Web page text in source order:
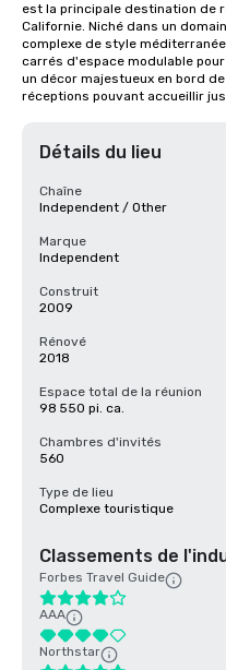
est la principale destination de
Californie. Niché dans un
complexe de style
carrés d'espace modulable
un décor majestueux en bord
réceptions pouvant accueillir
Détails du lieu
Chaîne
Independent / Other
Marque
Independent
Construit
2009
Rénové
2018
Espace total de la réunion
98 550 pi. ca.
Chambres d'invités
560
Type de lieu
Complexe touristique
Classements de
Forbes Travel Guide
AAA
Northstar